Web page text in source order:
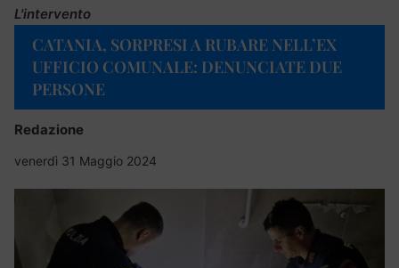
L'intervento
CATANIA, SORPRESI A RUBARE NELL’EX
UFFICIO COMUNALE: DENUNCIATE DUE
PERSONE
Redazione
venerdì 31 Maggio 2024